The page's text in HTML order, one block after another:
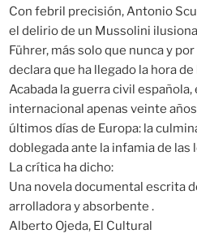
Con febril precisión, Antonio
el delirio de un Mussolini
Führer, más solo que nunca y
declara que ha llegado la hora
Acabada la guerra civil
internacional apenas veinte
últimos días de Europa: la
doblegada ante la infamia de las
La crítica ha dicho:
Una novela documental escrita
arrolladora y absorbente .
Alberto Ojeda, El Cultural